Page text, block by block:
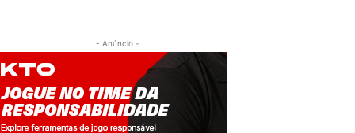
- Anúncio -